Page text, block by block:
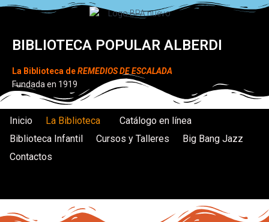
BIBLIOTECA POPULAR ALBERDI
La Biblioteca deREMEDIOS DE ESCALADA
Fundada en 1919
Inicio La Biblioteca
Catálogo en línea
Biblioteca Infantil
Cursos y Talleres
Big Bang Jazz
Contactos